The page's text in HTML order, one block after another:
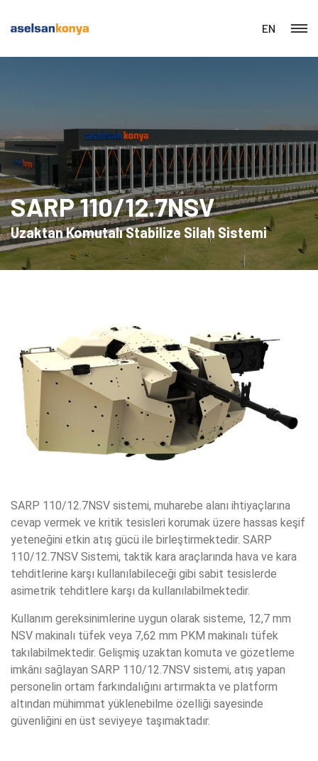
EN
SARP 110/12.7NSV
Uzaktan Komutalı Stabilize Silah Sistemi
SARP 110/12.7NSV sistemi, muharebe alanı ihtiyaçlarına
cevap vermek ve kritik tesisleri korumak üzere hassas keşif
yeteneğini etkin atış gücü ile birleştirmektedir. SARP
110/12.7NSV Sistemi, taktik kara araçlarında hava ve kara
tehditlerine karşı kullanılabileceği gibi sabit tesislerde
asimetrik tehditlere karşı da kullanılabilmektedir.
Kullanım gereksinimlerine uygun olarak sisteme, 12,7 mm
NSV makinalı tüfek veya 7,62 mm PKM makinalı tüfek
takılabilmektedir. Gelişmiş uzaktan komuta ve gözetleme
imkânı sağlayan SARP 110/12.7NSV sistemi, atış yapan
personelin ortam farkındalığını artırmakta ve platform
altından mühimmat yüklenebilme özelliği sayesinde
güvenliğini en üst seviyeye taşımaktadır.